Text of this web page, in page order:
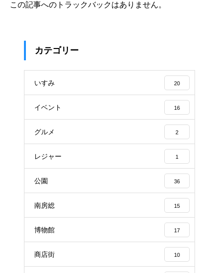
この記事へのトラックバックはありません。
カテゴリー
いすみ 20
イベント 16
グルメ 2
レジャー 1
公園 36
南房総 15
博物館 17
商店街 10